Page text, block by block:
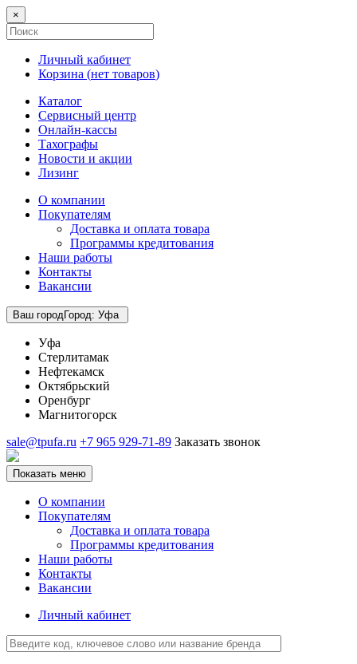
×
Личный кабинет
Корзина (нет товаров)
Каталог
Сервисный центр
Онлайн-кассы
Тахографы
Новости и акции
Лизинг
О компании
Покупателям
Доставка и оплата товара
Программы кредитования
Наши работы
Контакты
Вакансии
Ваш городГород: Уфа
Уфа
Стерлитамак
Нефтекамск
Октябрьский
Оренбург
Магнитогорск
sale@tpufa.ru +7 965 929-71-89 Заказать звонок
Показать меню
О компании
Покупателям
Доставка и оплата товара
Программы кредитования
Наши работы
Контакты
Вакансии
Личный кабинет